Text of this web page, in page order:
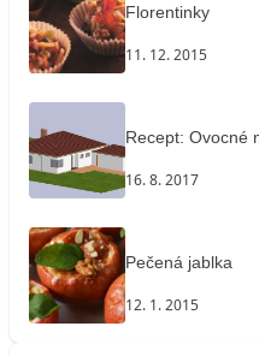
Florentinky
11. 12. 2015
Recept: Ovocné
16. 8. 2017
Pečená jablka
12. 1. 2015